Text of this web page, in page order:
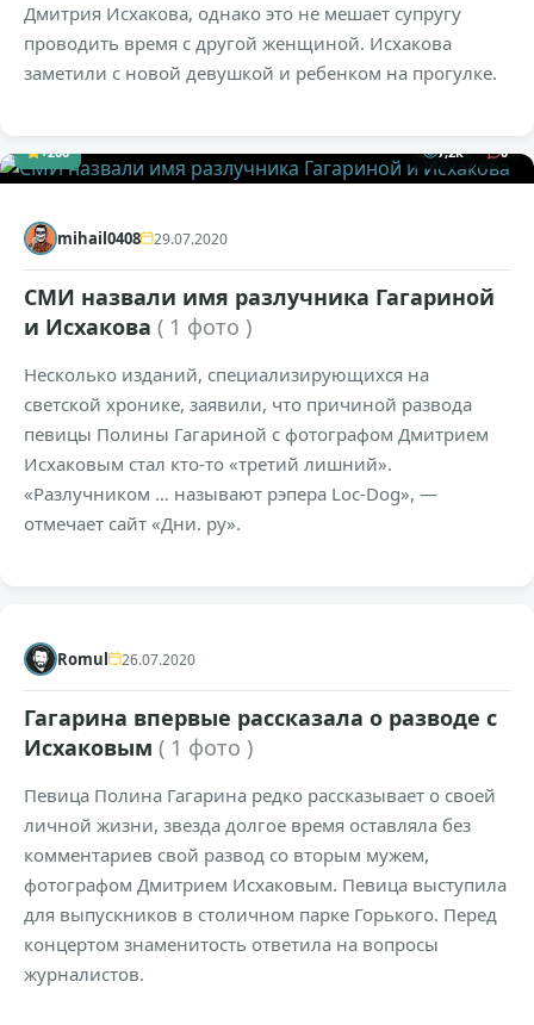
Дмитрия Исхакова, однако это не мешает супругу
проводить время с другой женщиной. Исхакова
заметили с новой девушкой и ребенком на прогулке.
+206 7,2к 0
mihail0408 29.07.2020
СМИ назвали имя разлучника Гагариной
и Исхакова ( 1 фото )
Несколько изданий, специализирующихся на
светской хронике, заявили, что причиной развода
певицы Полины Гагариной с фотографом Дмитрием
Исхаковым стал кто-то «третий лишний».
«Разлучником … называют рэпера Loc-Dog», —
отмечает сайт «Дни. ру».
Romul 26.07.2020
Гагарина впервые рассказала о разводе с
Исхаковым ( 1 фото )
Певица Полина Гагарина редко рассказывает о своей
личной жизни, звезда долгое время оставляла без
комментариев свой развод со вторым мужем,
фотографом Дмитрием Исхаковым. Певица выступила
для выпускников в столичном парке Горького. Перед
концертом знаменитость ответила на вопросы
журналистов.